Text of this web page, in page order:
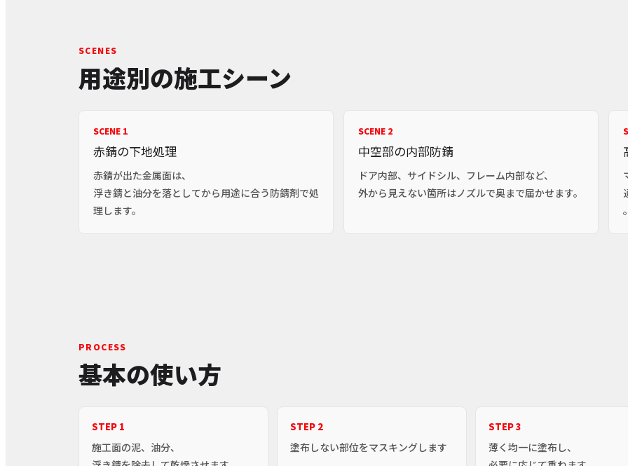
SCENES
用途別の施工シーン
SCENE 1
赤錆の下地処理
赤錆が出た金属面は、
浮き錆と油分を落としてから用途に合う防錆剤で処
理します。
SCENE 2
中空部の内部防錆
ドア内部、サイドシル、フレーム内部など、
外から見えない箇所はノズルで奥まで届かせます。
PROCESS
基本の使い方
STEP 1
施工面の泥、油分、
STEP 2
塗布しない部位をマスキングします
STEP 3
薄く均一に塗布し、